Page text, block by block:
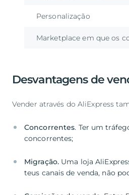
Personalização
Marketplace em que os
Desvantagens de
Vender através do AliExpress
Concorrentes. Ter um
Migração. Uma loja